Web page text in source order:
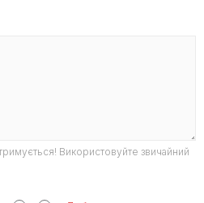
Використовуйте звичайний